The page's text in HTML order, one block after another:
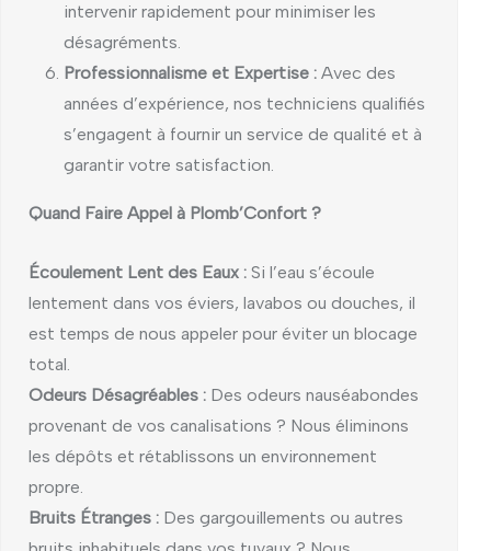
intervenir rapidement pour minimiser les
désagréments.
Professionnalisme et Expertise : Avec des
années d’expérience, nos techniciens qualifiés
s’engagent à fournir un service de qualité et à
garantir votre satisfaction.
Quand Faire Appel à Plomb’Confort ?
Écoulement Lent des Eaux : Si l’eau s’écoule
lentement dans vos éviers, lavabos ou douches, il
est temps de nous appeler pour éviter un blocage
total.
Odeurs Désagréables : Des odeurs nauséabondes
provenant de vos canalisations ? Nous éliminons
les dépôts et rétablissons un environnement
propre.
Bruits Étranges : Des gargouillements ou autres